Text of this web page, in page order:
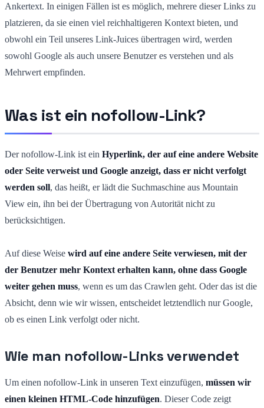
Ankertext. In einigen Fällen ist es möglich, mehrere dieser Links zu
platzieren, da sie einen viel reichhaltigeren Kontext bieten, und
obwohl ein Teil unseres Link-Juices übertragen wird, werden
sowohl Google als auch unsere Benutzer es verstehen und als
Mehrwert empfinden.
Was ist ein nofollow-Link?
Der nofollow-Link ist ein Hyperlink, der auf eine andere Website
oder Seite verweist und Google anzeigt, dass er nicht verfolgt
werden soll, das heißt, er lädt die Suchmaschine aus Mountain
View ein, ihn bei der Übertragung von Autorität nicht zu
berücksichtigen.
Auf diese Weise wird auf eine andere Seite verwiesen, mit der
der Benutzer mehr Kontext erhalten kann, ohne dass Google
weiter gehen muss, wenn es um das Crawlen geht. Oder das ist die
Absicht, denn wie wir wissen, entscheidet letztendlich nur Google,
ob es einen Link verfolgt oder nicht.
Wie man nofollow-Links verwendet
Um einen nofollow-Link in unseren Text einzufügen, müssen wir
einen kleinen HTML-Code hinzufügen. Dieser Code zeigt